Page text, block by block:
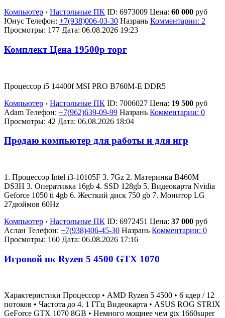
Компьютер › Настольные ПК ID: 6973009 Цена: 60 000 руб
Юнус Телефон: +7(938)006-03-30 Назрань Комментарии: 2
Просмотры: 177 Дата: 06.08.2026 19:23
Комплект Цена 19500р торг
Процессор i5 14400f MSI PRO B760M-E DDR5
Компьютер › Настольные ПК ID: 7006027 Цена: 19 500 руб
Adam Телефон: +7(962)639-09-99 Назрань Комментарии: 0
Просмотры: 42 Дата: 06.08.2026 18:04
Продаю компьютер для работы и для игр
1. Процессор Intel i3-10105F 3. 7Gz 2. Материнка B460M
DS3H 3. Оперативка 16gb 4. SSD 128gb 5. Видеокарта Nvidia
Geforce 1050 ti 4gb 6. Жесткий диск 750 gb 7. Монитор LG
27дюймов 60Hz
Компьютер › Настольные ПК ID: 6972451 Цена: 37 000 руб
Аслан Телефон: +7(938)406-45-30 Назрань Комментарии: 0
Просмотры: 160 Дата: 06.08.2026 17:16
Игровой пк Ryzen 5 4500 GTX 1070
Характеристики Процессор • AMD Ryzen 5 4500 • 6 ядер / 12
потоков • Частота до 4. 1 ГГц Видеокарта • ASUS ROG STRIX
GeForce GTX 1070 8GB • Немного мощнее чем gtx 1660super